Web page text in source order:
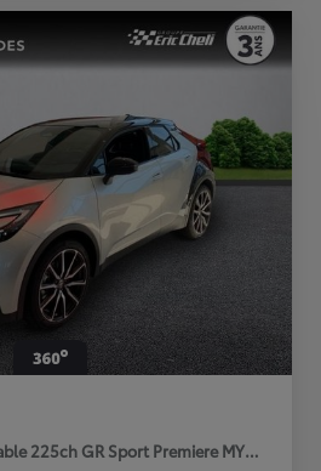
225ch GR Sport Premiere MY25